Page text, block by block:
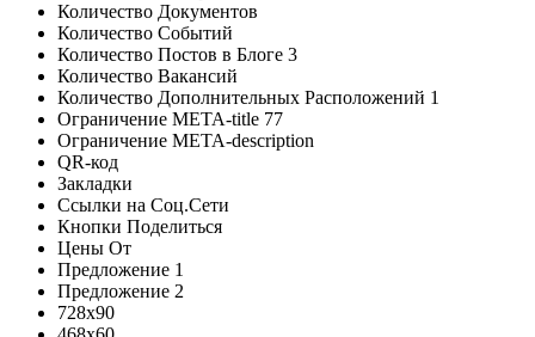
Количество Документов
Количество Событий
Количество Постов в Блоге 3
Количество Вакансий
Количество Дополнительных Расположений 1
Ограничение META-title 77
Ограничение META-description
QR-код
Закладки
Ссылки на Соц.Сети
Кнопки Поделиться
Цены От
Предложение 1
Предложение 2
728х90